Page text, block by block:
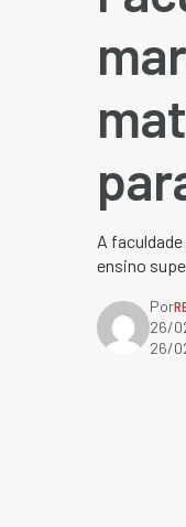
A
ensino
Por
26/
26/